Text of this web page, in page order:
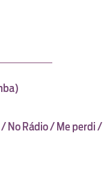
No Rádio / Me perdi /